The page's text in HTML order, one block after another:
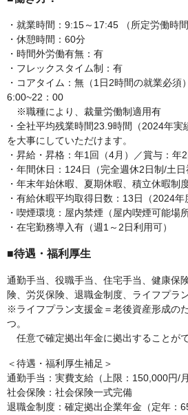
・就業時間：9:15～17:45 （所定労働時
・休憩時間：60分
・時間外労働有無：有
・フレックスタイム制：有
・コアタイム：無（1日2時間の就業必
6:00~22：00
※職種により、裁量労働制適用有
・全社平均残業時間23.9時間（2024年実
を大事にしていただけます。
・昇給・昇格：年1回（4月）／賞与：年
・年間休日：124日（完全週休2日制/土日
・年末年始休暇、夏期休暇、積立休暇制
・有給休暇平均取得日数：13日（2024年
・喫煙環境：屋内禁煙（屋内喫煙可能場
・在宅勤務導入有（週1～2日利用可）
■待遇・福利厚生
通勤手当、役職手当、住宅手当、健康保
険、労災保険、退職金制度、ライフプラ
※ライフプラン支援金＝老後資産形成の
つ。
任意で確定拠出年金に拠出することがで
＜待遇・福利厚生補足＞
通勤手当：実費支給（上限：150,000円/月
社会保険：社会保険一式完備
退職金制度：確定拠出企業年金（定年：